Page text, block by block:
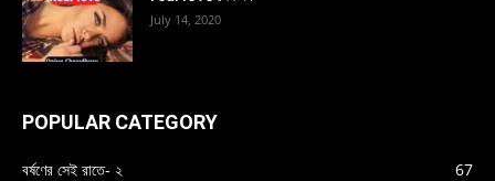
July 14, 2020
POPULAR CATEGORY
বর্ষণের সেই রাতে- ২
67